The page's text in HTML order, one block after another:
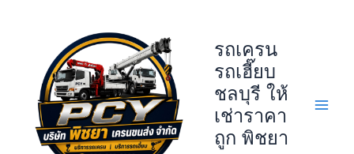
รถเครน
รถเฮี๊ยบ
ชลบุรี ให้
เช่าราคา
ถูก พิชยา